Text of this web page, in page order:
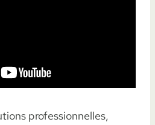
professionnelles,